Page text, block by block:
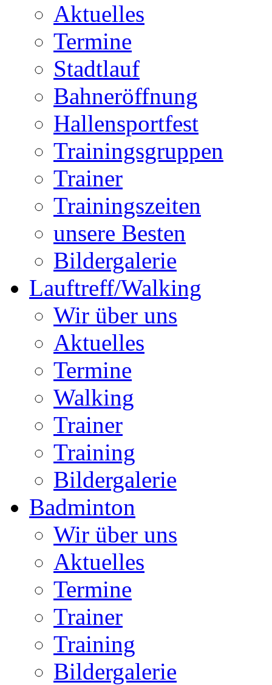
Aktuelles
Termine
Stadtlauf
Bahneröffnung
Hallensportfest
Trainingsgruppen
Trainer
Trainingszeiten
unsere Besten
Bildergalerie
Lauftreff/Walking
Wir über uns
Aktuelles
Termine
Walking
Trainer
Training
Bildergalerie
Badminton
Wir über uns
Aktuelles
Termine
Trainer
Training
Bildergalerie